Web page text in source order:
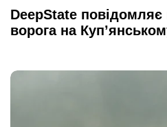
DeepState
ворога на